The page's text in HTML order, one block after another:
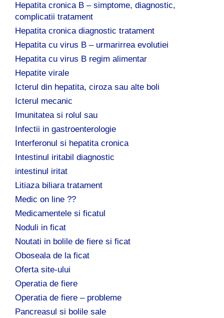
Hepatita cronica B – simptome, diagnostic,
complicatii tratament
Hepatita cronica diagnostic tratament
Hepatita cu virus B – urmarirrea evolutiei
Hepatita cu virus B regim alimentar
Hepatite virale
Icterul din hepatita, ciroza sau alte boli
Icterul mecanic
Imunitatea si rolul sau
Infectii in gastroenterologie
Interferonul si hepatita cronica
Intestinul iritabil diagnostic
intestinul iritat
Litiaza biliara tratament
Medic on line ??
Medicamentele si ficatul
Noduli in ficat
Noutati in bolile de fiere si ficat
Oboseala de la ficat
Oferta site-ului
Operatia de fiere
Operatia de fiere – probleme
Pancreasul si bolile sale